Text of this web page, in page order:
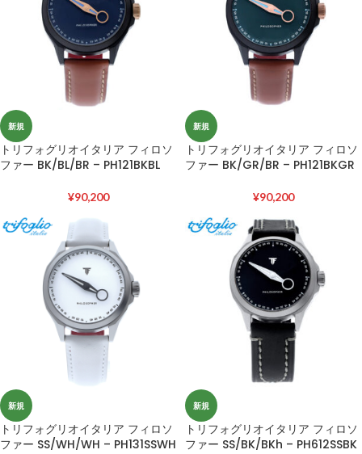
新規
トリフォグリオイタリア フィロソ
ファー BK/BL/BR – PH121BKBL
¥90,200
新規
トリフォグリオイタリア フィロソ
ファー BK/GR/BR – PH121BKGR
¥90,200
新規
トリフォグリオイタリア フィロソ
ファー SS/WH/WH – PH131SSWH
新規
トリフォグリオイタリア フィロソ
ファー SS/BK/BKh – PH612SSBK